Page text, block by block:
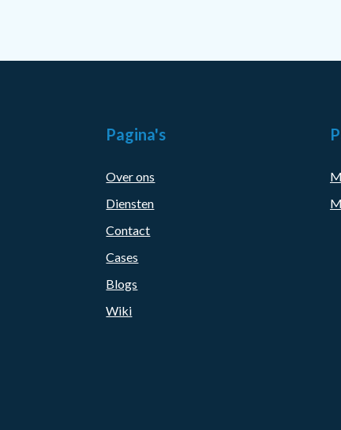
Pagina's
Over ons
Diensten
Contact
Cases
Blogs
Wiki